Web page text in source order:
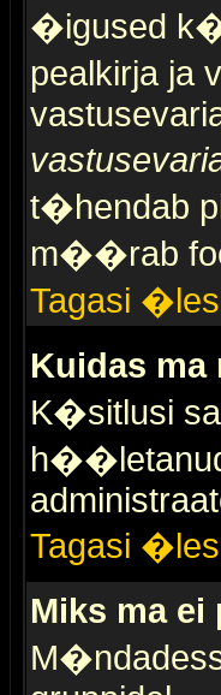
�igused
pealkirja ja
t�hendab
m��rab
Tagasi �les
Kuidas
K�sitlusi
Tagasi �les
Miks ma